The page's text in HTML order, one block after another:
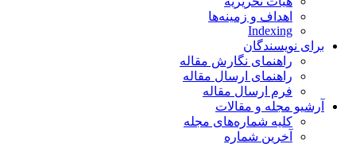
اهداف و زمینه‌ها
Indexing
برای نویسندگان
راهنمای نگارش مقاله
راهنمای ارسال مقاله
فرم ارسال مقاله
آرشیو مجله و مقالات
کلیه شماره‌های مجله
آخرین شماره